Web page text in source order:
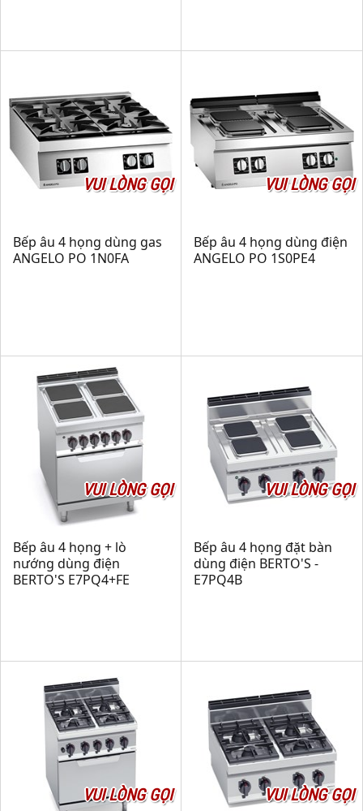
VUI LÒNG GỌI
Bếp âu 4 họng dùng gas
ANGELO PO 1N0FA
VUI LÒNG GỌI
Bếp âu 4 họng dùng điện
ANGELO PO 1S0PE4
VUI LÒNG GỌI
Bếp âu 4 họng + lò
nướng dùng điện
BERTO'S E7PQ4+FE
VUI LÒNG GỌI
Bếp âu 4 họng đặt bàn
dùng điện BERTO'S -
E7PQ4B
VUI LÒNG GỌI VUI LÒNG GỌI